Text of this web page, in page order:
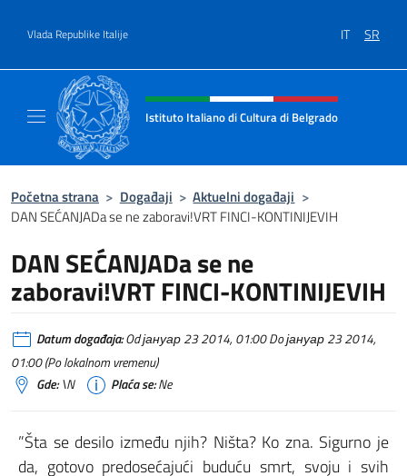
Vlada Republike Italije IT SR
Header, social and menu of site
Istituto Italiano di Cultura di Belgrado
Početna strana > Događaji > Aktuelni događaji >
DAN SEĆANJADa se ne zaboravi!VRT FINCI-KONTINIJEVIH
DAN SEĆANJADa se ne
zaboravi!VRT FINCI-KONTINIJEVIH
Datum događaja:Od јануар 23 2014, 01:00 Do јануар 23 2014,
01:00 (Po lokalnom vremenu)
Gde:\N Plaća se:Ne
”Šta se desilo između njih? Ništa? Ko zna. Sigurno je
da, gotovo predosećajući buduću smrt, svoju i svih